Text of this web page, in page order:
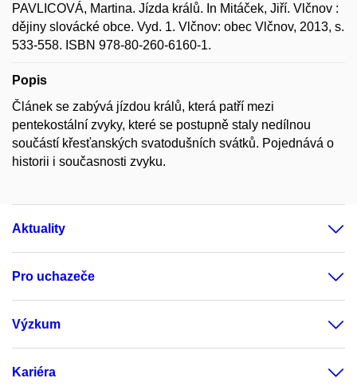
PAVLICOVÁ, Martina. Jízda králů. In Mitáček, Jiří. Vlčnov :
dějiny slovácké obce. Vyd. 1. Vlčnov: obec Vlčnov, 2013, s.
533-558. ISBN 978-80-260-6160-1.
Popis
Článek se zabývá jízdou králů, která patří mezi
pentekostální zvyky, které se postupně staly nedílnou
součástí křesťanských svatodušních svátků. Pojednává o
historii i současnosti zvyku.
Aktuality
Pro uchazeče
Výzkum
Kariéra